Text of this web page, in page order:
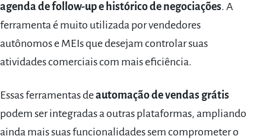
agenda de follow-up e histórico de negociações. A
ferramenta é muito utilizada por vendedores
autônomos e MEIs que desejam controlar suas
atividades comerciais com mais eficiência.
Essas ferramentas deautomação de vendas grátis
podem ser integradas a outras plataformas, ampliando
ainda mais suas funcionalidades sem comprometer o